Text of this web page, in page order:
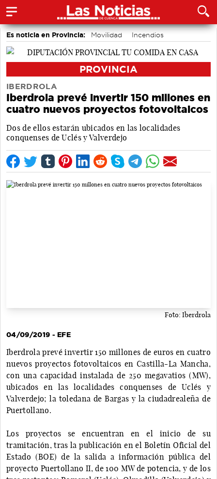
Es noticia en Provincia: Movilidad Incendios
PROVINCIA
IBERDROLA
Iberdrola prevé invertir 150 millones en
cuatro nuevos proyectos fotovoltaicos
Dos de ellos estarán ubicados en las localidades
conquenses de Uclés y Valverdejo
Foto: Iberdrola
04/09/2019 - EFE
Iberdrola prevé invertir 150 millones de euros en cuatro
nuevos proyectos fotovoltaicos en Castilla-La Mancha,
con una capacidad instalada de 250 megavatios (MW),
ubicados en las localidades conquenses de Uclés y
Valverdejo; la toledana de Bargas y la ciudadrealeña de
Puertollano.
Los proyectos se encuentran en el inicio de su
tramitación, tras la publicación en el Boletín Oficial del
Estado (BOE) de la salida a información pública del
proyecto Puertollano II, de 100 MW de potencia, y de los